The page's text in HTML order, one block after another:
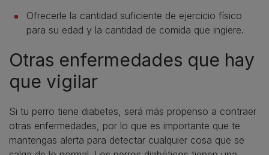
Ofrecerle la cantidad suficiente de ejercicio físico
para su edad y la cantidad de comida que ingiere.
Otras enfermedades que hay
que vigilar
Si tu perro tiene diabetes, será más propenso a contraer
otras enfermedades, por lo que es importante que te
mantengas alerta para detectar cualquier cosa que se